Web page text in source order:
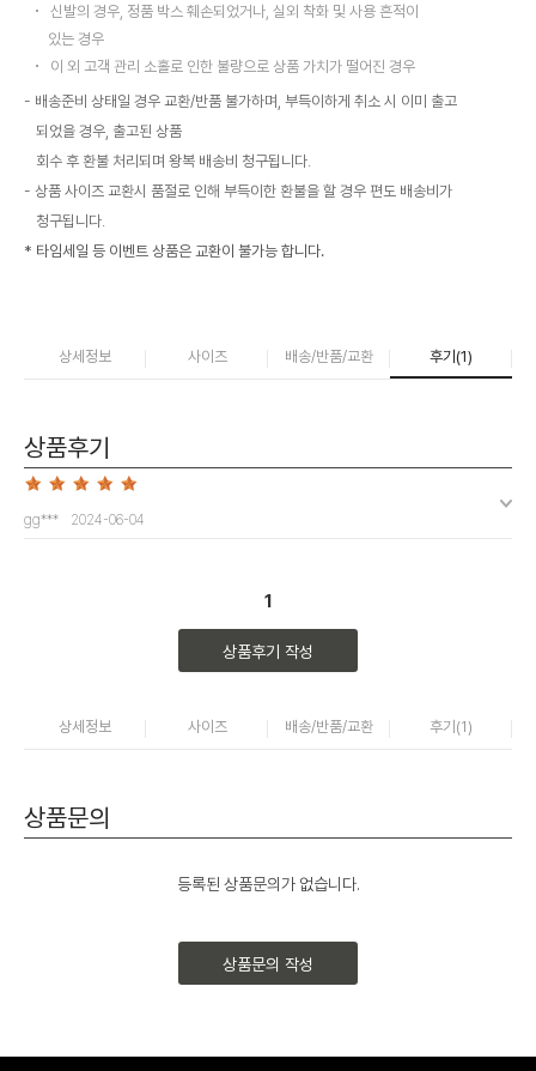
신발의 경우, 정품 박스 훼손되었거나, 실외 착화 및 사용 흔적이
있는 경우
이 외 고객 관리 소홀로 인한 불량으로 상품 가치가 떨어진 경우
배송준비 상태일 경우 교환/반품 불가하며, 부득이하게 취소 시 이미 출고
되었을 경우, 출고된 상품
회수 후 환불 처리되며 왕복 배송비 청구됩니다.
상품 사이즈 교환시 품절로 인해 부득이한 환불을 할 경우 편도 배송비가
청구됩니다.
* 타임세일 등 이벤트 상품은 교환이 불가능 합니다.
상세정보 사이즈 배송/반품/교환 후기(1)
상품후기
gg*** 2024-06-04
1
상품후기 작성
상세정보 사이즈 배송/반품/교환 후기(1)
상품문의
등록된 상품문의가 없습니다.
상품문의 작성